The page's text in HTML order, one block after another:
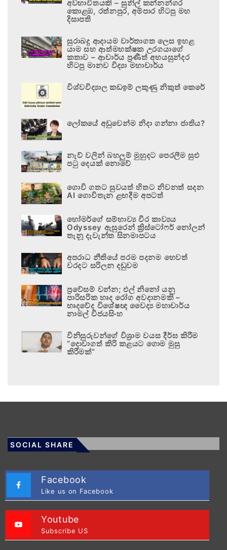
අවභාවිතයකි – සුනිල් කන්නන්ගර
කොළඹ, රත්නපුර, අම්පාර හිටපු මහ
දිසාපති
සුරාබදු ආදායම වාර්තාගත ලෙස ඉහළ
යාම සහ ආත්මභක්ෂක උරගයාගේ
කතාව – ආචාර්ය ප්‍රණීත් අභයසුන්දර
හිටපු මානව විද්‍යා මහාචාර්ය
විශ්වවිද්‍යාල කඩඉම් ලකුණු නිකුත් කෙරේ
ලෝකයේ අඩුවෙන්ම නිදා ගන්නා ජාතිය?
නැව් වලින් බහලුම් මුහුදට පෙරලීම සුළු
පටු දෙයක් නොවේ
ගොවි ගතට සුවයත් හිතට නිවනත් සදන
AI ගොවිතැන ළඟදීම අපටත්
හෝමර්ගේ සම්භාව්‍ය වීර කාව්‍යය
Odyssey ඇසුරෙන් ක්‍රිස්ටෝෆර් නෝලන්
තැනූ දැවැන්ත සිනමාපටය
අපරාධ නීතියේ පරම පදනම හෙවත්
වරදට සරිලන දඬුවම
ප්‍රවේසම් වන්න; එල් නිනෝ යනු
පාරිසරික හෘද රෝග අවදානමකි –
හෘදවේද විශේෂඥ වෛද්‍ය මහාචාර්ය
නාමල් විජයසිංහ
විනිසුරුවන්ගේ විශ්‍රාම වයස දීර්ඝ කිරීම
“දොවාගත් කිරි කළයට ගොම මුසු
කිරීමක්”
SOCIAL SHARE
Facebook
Like us on Facebook
Youtube
Subscribe US